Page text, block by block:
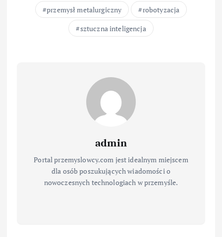
przemysł metalurgiczny
robotyzacja
sztuczna inteligencja
admin
Portal przemyslowcy.com jest idealnym miejscem
dla osób poszukujących wiadomości o
nowoczesnych technologiach w przemyśle.